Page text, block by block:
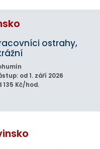
ostrahy,
od 1. září 2026
135 Kč/hod.